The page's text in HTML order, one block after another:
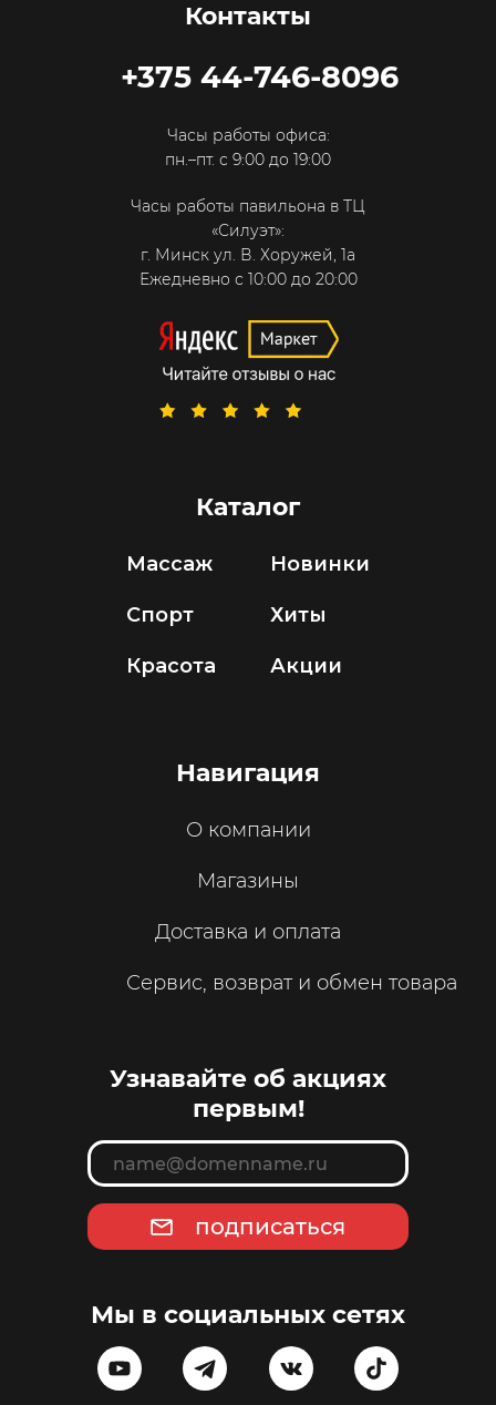
Контакты
+375 44-746-8096
Часы работы офиса:
пн.–пт. с 9:00 до 19:00
Часы работы павильона в ТЦ
«Силуэт»:
г. Минск ул. В. Хоружей, 1а
Ежедневно с 10:00 до 20:00
Каталог
Массаж
Спорт
Красота
Новинки
Хиты
Акции
Навигация
О компании
Магазины
Доставка и оплата
Сервис, возврат и обмен товара
Узнавайте об акциях
первым!
подписаться
Мы в социальных сетях